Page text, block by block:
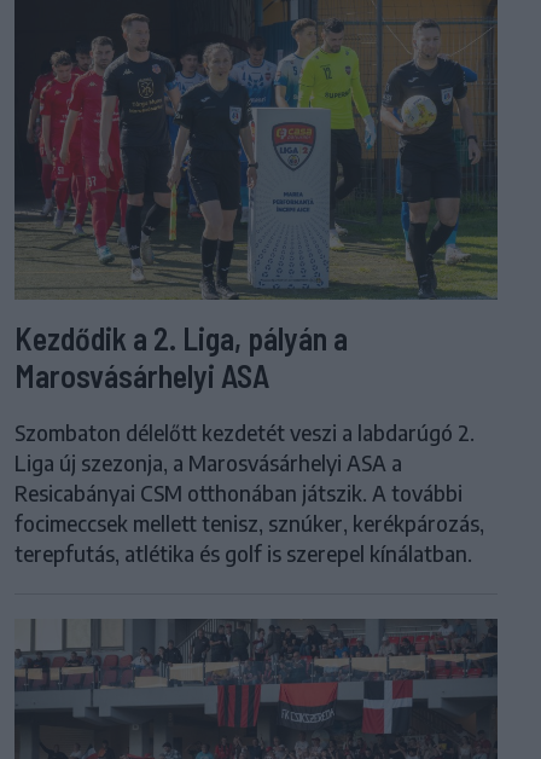
Kezdődik a 2. Liga, pályán a
Marosvásárhelyi ASA
Szombaton délelőtt kezdetét veszi a labdarúgó 2.
Liga új szezonja, a Marosvásárhelyi ASA a
Resicabányai CSM otthonában játszik. A további
focimeccsek mellett tenisz, sznúker, kerékpározás,
terepfutás, atlétika és golf is szerepel kínálatban.